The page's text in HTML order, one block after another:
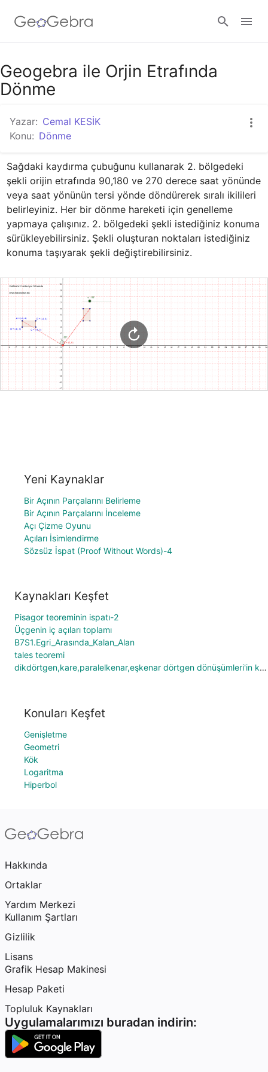
Google Classroom
Geogebra ile Orjin Etrafında
Dönme
Yazar: Cemal KESİK
Konu: Dönme
Sağdaki kaydırma çubuğunu kullanarak 2. bölgedeki
şekli orijin etrafında 90,180 ve 270 derece saat yönünde
veya saat yönünün tersi yönde döndürerek sıralı ikilileri
belirleyiniz. Her bir dönme hareketi için genelleme
yapmaya çalışınız. 2. bölgedeki şekli istediğiniz konuma
sürükleyebilirsiniz. Şekli oluşturan noktaları istediğiniz
konuma taşıyarak şekli değiştirebilirsiniz.
Yeni Kaynaklar
Bir Açının Parçalarını Belirleme
Bir Açının Parçalarını İnceleme
Açı Çizme Oyunu
Açıları İsimlendirme
Sözsüz İspat (Proof Without Words)-4
Kaynakları Keşfet
Pisagor teoreminin ispatı-2
Üçgenin iç açıları toplamı
B7S1.Egri_Arasında_Kalan_Alan
tales teoremi
dikdörtgen,kare,paralelkenar,eşkenar dörtgen dönüşümleri'in kopyası
Konuları Keşfet
Genişletme
Geometri
Kök
Logaritma
Hiperbol
Hakkında
Ortaklar
Yardım Merkezi
Kullanım Şartları
Gizlilik
Lisans
Grafik Hesap Makinesi
Hesap Paketi
Topluluk Kaynakları
Uygulamalarımızı buradan indirin: